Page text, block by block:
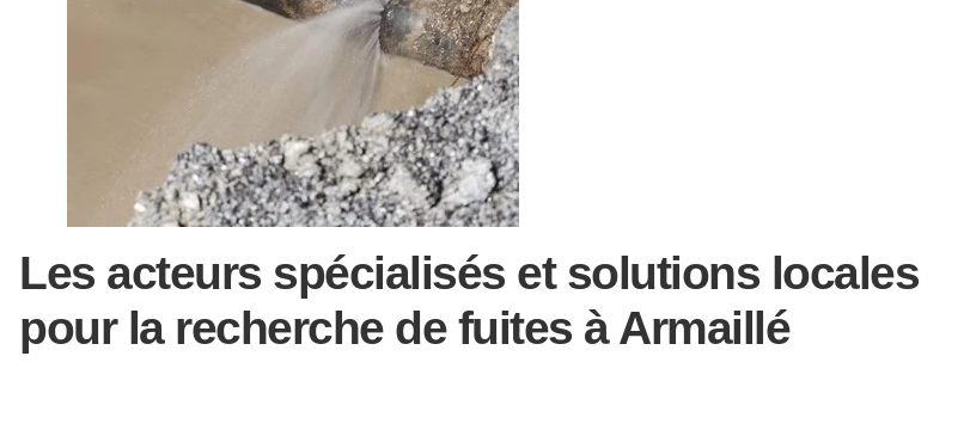
Les acteurs spécialisés et solutions locales
pour la recherche de fuites à Armaillé